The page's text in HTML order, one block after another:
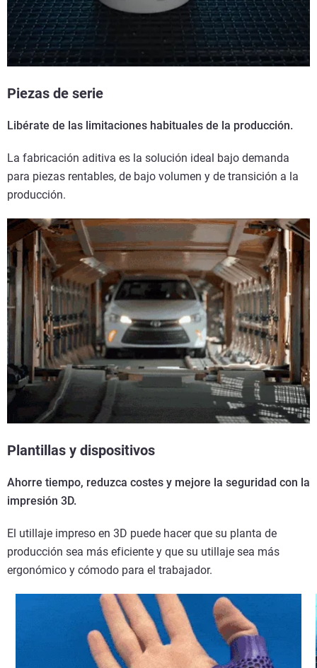
Piezas de serie
Libérate de las limitaciones habituales de la producción.
La fabricación aditiva es la solución ideal bajo demanda
para piezas rentables, de bajo volumen y de transición a la
producción.
Plantillas y dispositivos
Ahorre tiempo, reduzca costes y mejore la seguridad con la
impresión 3D.
El utillaje impreso en 3D puede hacer que su planta de
producción sea más eficiente y que su utillaje sea más
ergonómico y cómodo para el trabajador.